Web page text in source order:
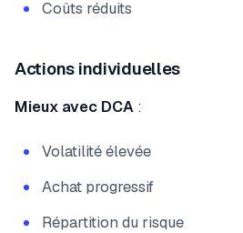
Coûts réduits
Actions individuelles
Mieux avec DCA :
Volatilité élevée
Achat progressif
Répartition du risque